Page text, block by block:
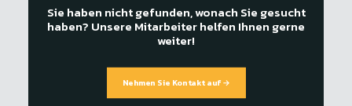
Sie haben nicht gefunden, wonach Sie gesucht
haben? Unsere Mitarbeiter helfen Ihnen gerne
weiter!
Nehmen Sie Kontakt auf →